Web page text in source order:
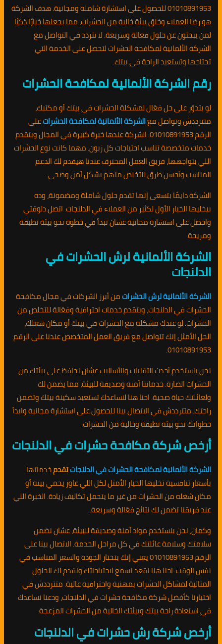
01010891953 للحصول على استشارة شاملة ومجانية. هدف الشركة
هو رضا العملاء وخلق بيئة خالية من الحشرات، مما يجعلها خيارًا ذكيًا
لمن يبحثون عن حلول فعالة وسريعة. لا تتردد في التواصل مع
الشركة الألمانية لمكافحة الحشرات لتحصل على الخدمة التي
تحتاجها وتستعيد الراحة في بيتك.
رقم الشركة الألمانية لمكافحة الحشرات
لو بتدوّر على حل فعّال لمشكلة الحشرات في بيتك أو مكتبك،
متترددش وتواصل معالشركة الألمانية لمكافحة الحشراتعلى
الرقم 01010891953. الشركة عندها خبرة كبيرة في المجال وبتقدم
خدمات متخصصة تناسب احتياجات كل زبون. مهما كانت نوع الحشرات
اللي بتواجهها، فريق العمل المحترف عندنا هيقدم لك الدعم
المناسب وأحسن طرق للتخلص منهم بشكل آمن وصحي.
الشركة دايمًا بتسعى إنها تقدم حلول شاملة ومضمونة، وده
بيخليها الخيار الأول لكثير من العملاء في الدلنجات. اتصل دلوقتي
واحصل على استشارة مجانية عشان تبدأ في خطوة نحو بيئة نظيفة
ومريحة.
الشركة الألمانية لرش الحشرات في
الدلنجات
الشركة الألمانية لرش الحشراتمن أبرز الشركات في مجال مكافحة
الحشرات في الدلنجات، وبتقدم خدمات احترافية وفعّالة للتخلص من
الحشرات. لو عندك مشكلة مع الحشرات في بيتك أو مكان شغلك،
الحل الأمثل إنك تتواصل مع فريق العمل المتخصص عندنا على الرقم
01010891953.
نحن بنستخدم أحدث التقنيات والأساليب عشان نحافظ على بيئتك من
الحشرات الضارة. خدماتنا آمنة وصديقة للبيئة، مما يضمن لك
ولعائلتك حياة صحية. احنا هنا لنساعدك تستعيد سكينة بيتك وتضمن
راحتك. متترددش في الاتصال بينا للحصول على استشارة مجانية وابدأ
خطواتك نحو بيئة نظيفة وخالية من الحشرات.
أرخص شركة مكافحة حشرات في الدلنجات
الشركة الألمانية لمكافحة الحشرات في الدلنجاتتقدمخدماتها
بأسعار تنافسية تخليها الخيار الأمثل لكل اللي عاوز يحمي بيته أو
مكان شغله من الحشرات من غير ما يتحمل تكاليف زيادة. الخبرة اللي
عند فريقنا تضمن لك نتائج فعّالة وسريعة.
وكمان، نحن بنستخدم مواد آمنة وصديقة للبيئة، عشان نضمن
سلامتك وسلامة عائلتك في كل مراحل الخدمة. الاتصال بينا على
الرقم 01010891953 يعني إنك بتختار الجودة والسعر المناسب في
نفس الوقت. احنا هنا نقعد نسمع لاحتياجاتك ونقدم لك الحلول
المثالية لمشاكل الحشرات بمهنية واحترافية عالية. متترددش في
اختيارنا كأفضل شركة مكافحة حشرات في الدلنجات، ودعنا نساعدك
في استعادة راحة بيتك وبيئتك الخالية من الحشرات المزعجة.
أرخص شركة رش حشرات في الدلنجات